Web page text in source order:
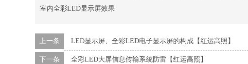
室内全彩LED显示屏效果
上一条 LED显示屏、全彩LED电子显示屏的构成【红运高照】
下一条 全彩LED大屏信息传输系統防雷【红运高照】